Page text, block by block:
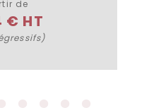
de
€ HT